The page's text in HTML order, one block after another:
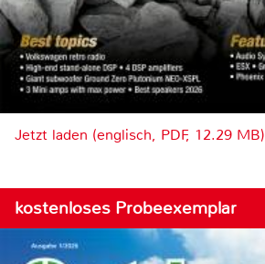
Jetzt laden (englisch, PDF, 12.29 MB)
kostenloses Probeexemplar